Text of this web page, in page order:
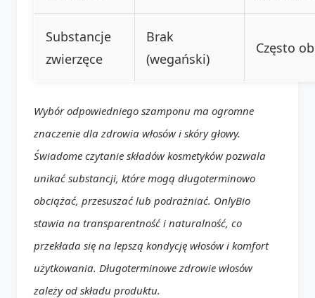
Substancje
zwierzęce
Brak
(wegański)
Często
Wybór odpowiedniego szamponu ma ogromne
znaczenie dla zdrowia włosów i skóry głowy.
Świadome czytanie składów kosmetyków pozwala
unikać substancji, które mogą długoterminowo
obciążać, przesuszać lub podrażniać. OnlyBio
stawia na transparentność i naturalność, co
przekłada się na lepszą kondycję włosów i komfort
użytkowania. Długoterminowe zdrowie włosów
zależy od składu produktu.